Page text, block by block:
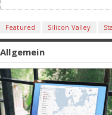
Featured Silicon Valley
Allgemein